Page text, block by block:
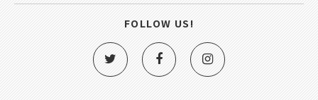
FOLLOW US!